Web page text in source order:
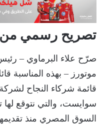
تصريح رسمي من
صرّح علاء البرماوي –
موتورز – بهذه المناسبة
قائمة شركاء النجاح
سوايست، والتي نتوقع
السوق المصري منذ